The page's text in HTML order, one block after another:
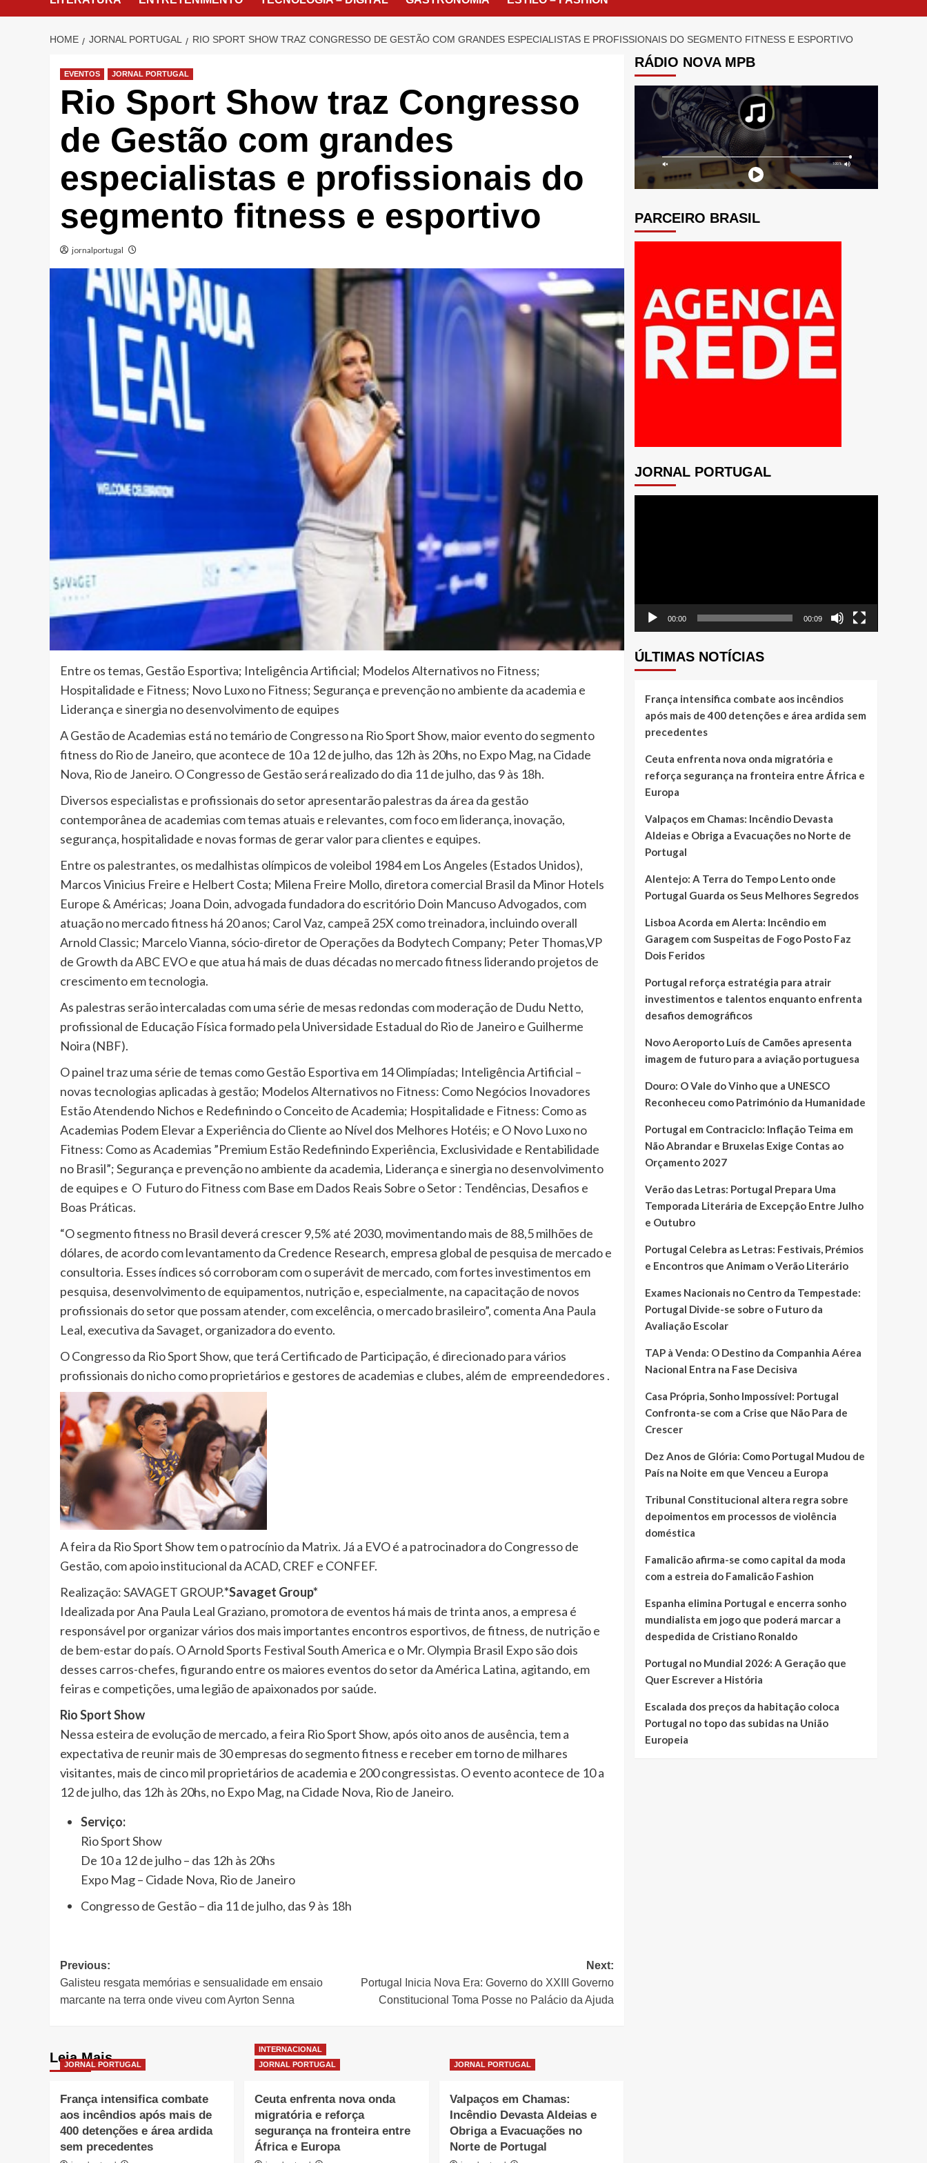
HOME JORNAL PORTUGAL RIO SPORT SHOW TRAZ CONGRESSO DE GESTÃO COM GRANDES ESPECIALISTAS E PROFISSIONAIS DO SEGMENTO FITNESS E ESPORTIVO
EVENTOS JORNAL PORTUGAL
Rio Sport Show traz Congresso
de Gestão com grandes
especialistas e profissionais do
segmento fitness e esportivo
jornalportugal
Entre os temas, Gestão Esportiva; Inteligência Artificial; Modelos Alternativos no Fitness;
Hospitalidade e Fitness; Novo Luxo no Fitness; Segurança e prevenção no ambiente da academia e
Liderança e sinergia no desenvolvimento de equipes
A Gestão de Academias está no temário de Congresso na Rio Sport Show, maior evento do segmento
fitness do Rio de Janeiro, que acontece de 10 a 12 de julho, das 12h às 20hs, no Expo Mag, na Cidade
Nova, Rio de Janeiro. O Congresso de Gestão será realizado do dia 11 de julho, das 9 às 18h.
Diversos especialistas e profissionais do setor apresentarão palestras da área da gestão
contemporânea de academias com temas atuais e relevantes, com foco em liderança, inovação,
segurança, hospitalidade e novas formas de gerar valor para clientes e equipes.
Entre os palestrantes, os medalhistas olímpicos de voleibol 1984 em Los Angeles (Estados Unidos),
Marcos Vinicius Freire e Helbert Costa; Milena Freire Mollo, diretora comercial Brasil da Minor Hotels
Europe & Américas; Joana Doin, advogada fundadora do escritório Doin Mancuso Advogados, com
atuação no mercado fitness há 20 anos; Carol Vaz, campeã 25X como treinadora, incluindo overall
Arnold Classic; Marcelo Vianna, sócio-diretor de Operações da Bodytech Company; Peter Thomas,VP
de Growth da ABC EVO e que atua há mais de duas décadas no mercado fitness liderando projetos de
crescimento em tecnologia.
As palestras serão intercaladas com uma série de mesas redondas com moderação de Dudu Netto,
profissional de Educação Física formado pela Universidade Estadual do Rio de Janeiro e Guilherme
Noira (NBF).
O painel traz uma série de temas como Gestão Esportiva em 14 Olimpíadas; Inteligência Artificial –
novas tecnologias aplicadas à gestão; Modelos Alternativos no Fitness: Como Negócios Inovadores
Estão Atendendo Nichos e Redefinindo o Conceito de Academia; Hospitalidade e Fitness: Como as
Academias Podem Elevar a Experiência do Cliente ao Nível dos Melhores Hotéis; e O Novo Luxo no
Fitness: Como as Academias ”Premium Estão Redefinindo Experiência, Exclusividade e Rentabilidade
no Brasil”; Segurança e prevenção no ambiente da academia, Liderança e sinergia no desenvolvimento
de equipes e O Futuro do Fitness com Base em Dados Reais Sobre o Setor : Tendências, Desafios e
Boas Práticas.
“O segmento fitness no Brasil deverá crescer 9,5% até 2030, movimentando mais de 88,5 milhões de
dólares, de acordo com levantamento da Credence Research, empresa global de pesquisa de mercado e
consultoria. Esses índices só corroboram com o superávit de mercado, com fortes investimentos em
pesquisa, desenvolvimento de equipamentos, nutrição e, especialmente, na capacitação de novos
profissionais do setor que possam atender, com excelência, o mercado brasileiro”, comenta Ana Paula
Leal, executiva da Savaget, organizadora do evento.
O Congresso da Rio Sport Show, que terá Certificado de Participação, é direcionado para vários
profissionais do nicho como proprietários e gestores de academias e clubes, além de empreendedores .
A feira da Rio Sport Show tem o patrocínio da Matrix. Já a EVO é a patrocinadora do Congresso de
Gestão, com apoio institucional da ACAD, CREF e CONFEF.
Realização: SAVAGET GROUP.*Savaget Group*
Idealizada por Ana Paula Leal Graziano, promotora de eventos há mais de trinta anos, a empresa é
responsável por organizar vários dos mais importantes encontros esportivos, de fitness, de nutrição e
de bem-estar do país. O Arnold Sports Festival South America e o Mr. Olympia Brasil Expo são dois
desses carros-chefes, figurando entre os maiores eventos do setor da América Latina, agitando, em
feiras e competições, uma legião de apaixonados por saúde.
Rio Sport Show
Nessa esteira de evolução de mercado, a feira Rio Sport Show, após oito anos de ausência, tem a
expectativa de reunir mais de 30 empresas do segmento fitness e receber em torno de milhares
visitantes, mais de cinco mil proprietários de academia e 200 congressistas. O evento acontece de 10 a
12 de julho, das 12h às 20hs, no Expo Mag, na Cidade Nova, Rio de Janeiro.
Serviço:
Rio Sport Show
De 10 a 12 de julho – das 12h às 20hs
Expo Mag – Cidade Nova, Rio de Janeiro
Congresso de Gestão – dia 11 de julho, das 9 às 18h
Post
navigation
Previous:
Galisteu resgata memórias e sensualidade em ensaio
marcante na terra onde viveu com Ayrton Senna
Next:
Portugal Inicia Nova Era: Governo do XXIII Governo
Constitucional Toma Posse no Palácio da Ajuda
Leia Mais
JORNAL PORTUGAL
França intensifica combate
aos incêndios após mais de
400 detenções e área ardida
sem precedentes
INTERNACIONAL
JORNAL PORTUGAL
Ceuta enfrenta nova onda
migratória e reforça
segurança na fronteira entre
África e Europa
JORNAL PORTUGAL
Valpaços em Chamas:
Incêndio Devasta Aldeias e
Obriga a Evacuações no
Norte de Portugal
RÁDIO NOVA MPB
PARCEIRO BRASIL
JORNAL PORTUGAL
00:00 00:09
ÚLTIMAS NOTÍCIAS
França intensifica combate aos incêndios
após mais de 400 detenções e área ardida sem
precedentes
Ceuta enfrenta nova onda migratória e
reforça segurança na fronteira entre África e
Europa
Valpaços em Chamas: Incêndio Devasta
Aldeias e Obriga a Evacuações no Norte de
Portugal
Alentejo: A Terra do Tempo Lento onde
Portugal Guarda os Seus Melhores Segredos
Lisboa Acorda em Alerta: Incêndio em
Garagem com Suspeitas de Fogo Posto Faz
Dois Feridos
Portugal reforça estratégia para atrair
investimentos e talentos enquanto enfrenta
desafios demográficos
Novo Aeroporto Luís de Camões apresenta
imagem de futuro para a aviação portuguesa
Douro: O Vale do Vinho que a UNESCO
Reconheceu como Património da Humanidade
Portugal em Contraciclo: Inflação Teima em
Não Abrandar e Bruxelas Exige Contas ao
Orçamento 2027
Verão das Letras: Portugal Prepara Uma
Temporada Literária de Excepção Entre Julho
e Outubro
Portugal Celebra as Letras: Festivais, Prémios
e Encontros que Animam o Verão Literário
Exames Nacionais no Centro da Tempestade:
Portugal Divide-se sobre o Futuro da
Avaliação Escolar
TAP à Venda: O Destino da Companhia Aérea
Nacional Entra na Fase Decisiva
Casa Própria, Sonho Impossível: Portugal
Confronta-se com a Crise que Não Para de
Crescer
Dez Anos de Glória: Como Portugal Mudou de
País na Noite em que Venceu a Europa
Tribunal Constitucional altera regra sobre
depoimentos em processos de violência
doméstica
Famalicão afirma-se como capital da moda
com a estreia do Famalicão Fashion
Espanha elimina Portugal e encerra sonho
mundialista em jogo que poderá marcar a
despedida de Cristiano Ronaldo
Portugal no Mundial 2026: A Geração que
Quer Escrever a História
Escalada dos preços da habitação coloca
Portugal no topo das subidas na União
Europeia